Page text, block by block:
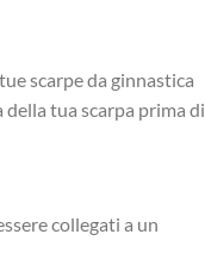
scarpe da ginnastica
tua scarpa prima di
collegati a un